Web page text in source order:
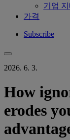
기업
가격
Subscribe
2026. 6. 3.
How
erodes